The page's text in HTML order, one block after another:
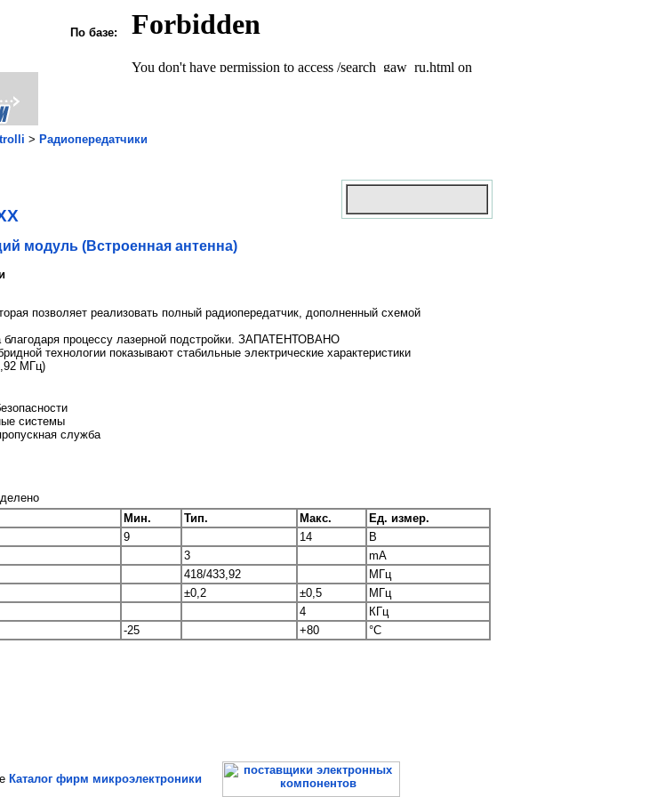
По базе:
> Радиопередатчики
модуль (Встроенная антенна)
позволяет реализовать полный радиопередатчик, дополненный схемой
благодаря процессу лазерной подстройки. ЗАПАТЕНТОВАНО
технологии показывают стабильные электрические характеристики
МГц)
системы
служба
Мин. Тип. Макс.
Ед. измер.
9 14
В
3
mA
418/433,92
МГц
±0,2 ±0,5
МГц
4
КГц
-25 +80
°C
Каталог фирм микроэлектроники